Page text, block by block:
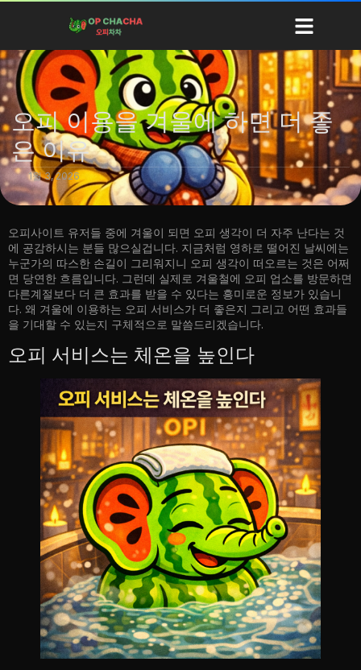
오피 이용을 겨울에 하면 더 좋
은 이유
1월 3, 2026
오피사이트 유저들 중에 겨울이 되면 오피 생각이 더 자주 난다는 것
에 공감하시는 분들 많으실겁니다. 지금처럼 영하로 떨어진 날씨에는
누군가의 따스한 손길이 그리워지니 오피 생각이 떠오르는 것은 어쩌
면 당연한 흐름입니다. 그런데 실제로 겨울철에 오피 업소를 방문하면
다른계절보다 더 큰 효과를 받을 수 있다는 흥미로운 정보가 있습니
다. 왜 겨울에 이용하는 오피 서비스가 더 좋은지 그리고 어떤 효과들
을 기대할 수 있는지 구체적으로 말씀드리겠습니다.
오피 서비스는 체온을 높인다